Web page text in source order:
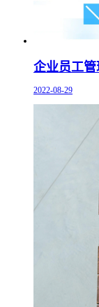
企业员工管
2022-08-29